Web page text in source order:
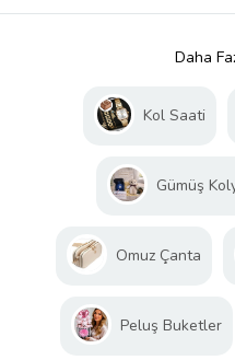
Daha
Kol Saati
Gümüş
Omuz Çanta
Peluş Buketler